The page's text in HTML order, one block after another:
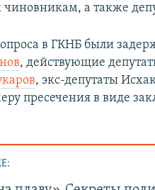
а также
в ГКНБ были
, действующие
, экс-депутаты
пресечения в виде